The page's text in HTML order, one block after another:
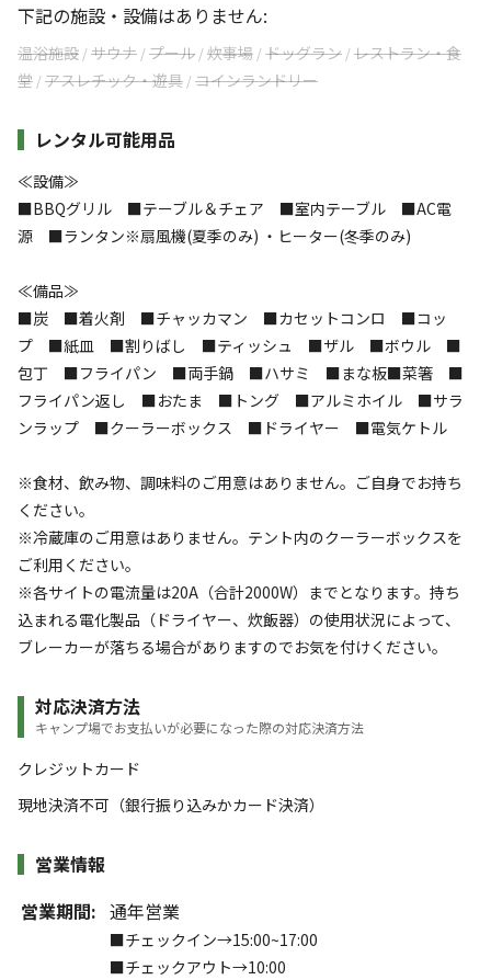
下記の施設・設備はありません:
温浴施設 /サウナ /プール /炊事場 /ドッグラン /レストラン・食
堂 /アスレチック・遊具 /コインランドリー
レンタル可能用品
≪設備≫
■BBQグリル ■テーブル＆チェア ■室内テーブル ■AC電
源 ■ランタン※扇風機(夏季のみ) ・ヒーター(冬季のみ)
≪備品≫
■炭 ■着火剤 ■チャッカマン ■カセットコンロ ■コッ
プ ■紙皿 ■割りばし ■ティッシュ ■ザル ■ボウル ■
包丁 ■フライパン ■両手鍋 ■ハサミ ■まな板■菜箸 ■
フライパン返し ■おたま ■トング ■アルミホイル ■サラ
ンラップ ■クーラーボックス ■ドライヤー ■電気ケトル
※食材、飲み物、調味料のご用意はありません。ご自身でお持ち
ください。
※冷蔵庫のご用意はありません。テント内のクーラーボックスを
ご利用ください。
※各サイトの電流量は20A（合計2000W）までとなります。持ち
込まれる電化製品（ドライヤー、炊飯器）の使用状況によって、
ブレーカーが落ちる場合がありますのでお気を付けください。
対応決済方法
キャンプ場でお支払いが必要になった際の対応決済方法
クレジットカード
現地決済不可（銀行振り込みかカード決済）
営業情報
営業期間: 通年営業
■チェックイン→15:00~17:00
■チェックアウト→10:00